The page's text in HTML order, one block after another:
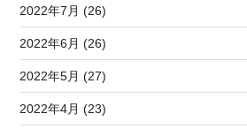
2022年7月 (26)
2022年6月 (26)
2022年5月 (27)
2022年4月 (23)